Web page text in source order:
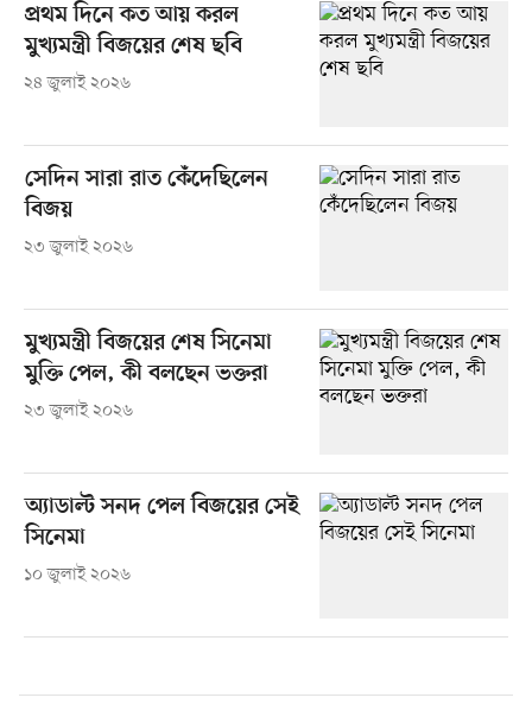
প্রথম দিনে কত আয় করল
মুখ্যমন্ত্রী বিজয়ের শেষ ছবি
২৪ জুলাই ২০২৬
সেদিন সারা রাত কেঁদেছিলেন
বিজয়
২৩ জুলাই ২০২৬
মুখ্যমন্ত্রী বিজয়ের শেষ সিনেমা
মুক্তি পেল, কী বলছেন ভক্তরা
২৩ জুলাই ২০২৬
অ্যাডাল্ট সনদ পেল বিজয়ের সেই
সিনেমা
১০ জুলাই ২০২৬